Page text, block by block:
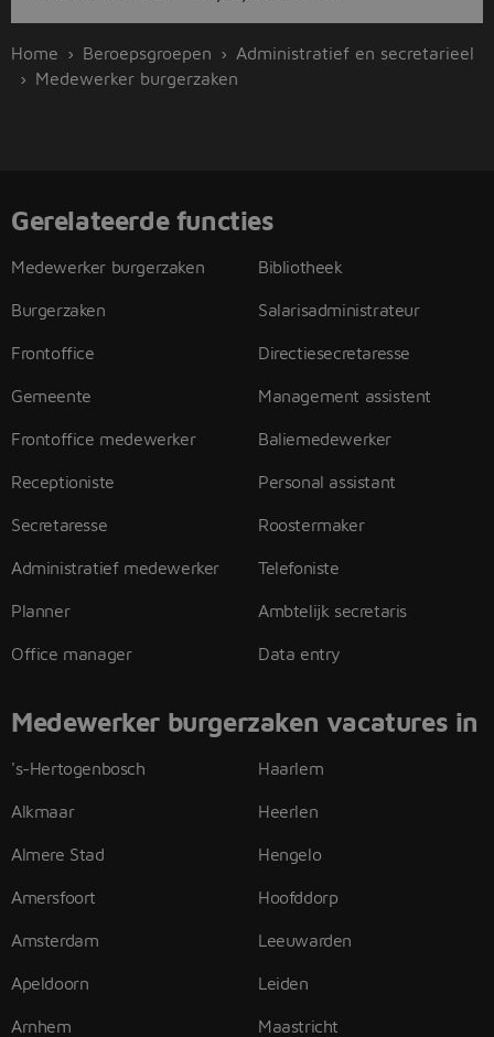
Home Beroepsgroepen
Administratief en secretarieel
Medewerker burgerzaken
Gerelateerde functies
Medewerker burgerzaken
Burgerzaken
Frontoffice
Gemeente
Frontoffice medewerker
Receptioniste
Secretaresse
Administratief medewerker
Planner
Office manager
Bibliotheek
Salarisadministrateur
Directiesecretaresse
Management assistent
Baliemedewerker
Personal assistant
Roostermaker
Telefoniste
Ambtelijk secretaris
Data entry
Medewerker burgerzaken vacatures in
's-Hertogenbosch
Alkmaar
Almere Stad
Amersfoort
Amsterdam
Apeldoorn
Arnhem
Haarlem
Heerlen
Hengelo
Hoofddorp
Leeuwarden
Leiden
Maastricht